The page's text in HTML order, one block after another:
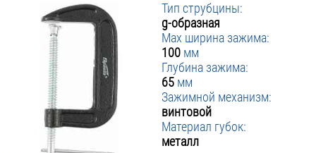
Тип струбцины:
g-образная
Max ширина зажима:
100 мм
Глубина зажима:
65 мм
Зажимной механизм:
винтовой
Материал губок:
металл